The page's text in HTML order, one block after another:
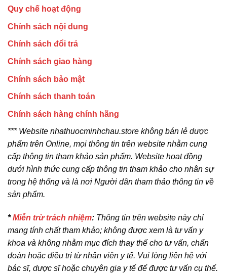
Quy chế hoạt động
Chính sách nội dung
Chính sách đổi trả
Chính sách giao hàng
Chính sách bảo mật
Chính sách thanh toán
Chính sách hàng chính hãng
*** Website nhathuocminhchau.store không bán lẻ dược
phẩm trên Online, mọi thông tin trên website nhằm cung
cấp thông tin tham khảo sản phẩm. Website hoạt đồng
dưới hình thức cung cấp thông tin tham khảo cho nhân sự
trong hệ thống và là nơi Người dân tham thảo thông tin về
sản phẩm.
*Miễn trừ trách nhiệm: Thông tin trên website này chỉ
mang tính chất tham khảo; không được xem là tư vấn y
khoa và không nhằm mục đích thay thế cho tư vấn, chẩn
đoán hoặc điều trị từ nhân viên y tế. Vui lòng liên hệ với
bác sĩ, dược sĩ hoặc chuyên gia y tế để được tư vấn cụ thể.